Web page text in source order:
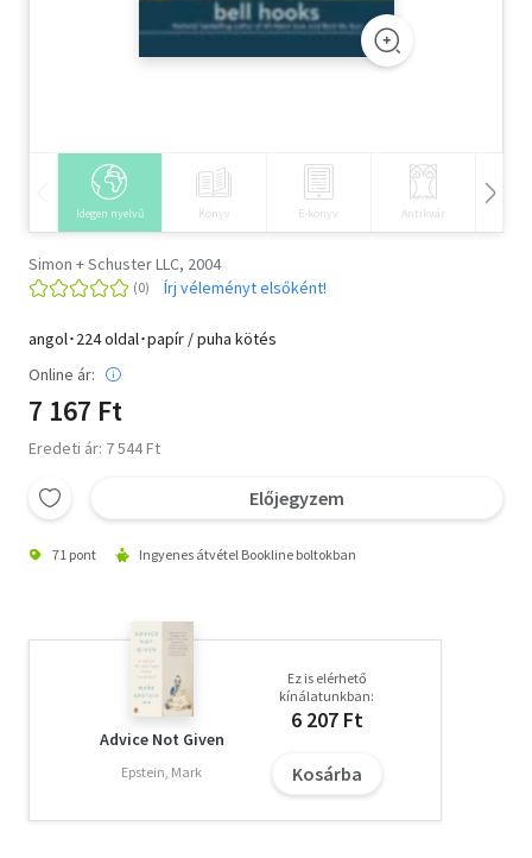
Idegen nyelvű Könyv E-könyv Antikvár
Simon + Schuster LLC, 2004
Írj véleményt elsőként!
angol･224 oldal･papír / puha kötés
Online ár:
7 167 Ft
Eredeti ár: 7 544 Ft
Előjegyzem
71 pont Ingyenes átvétel Bookline boltokban
Advice Not Given
Epstein, Mark
Ez is elérhető
kínálatunkban:
6 207 Ft
Kosárba